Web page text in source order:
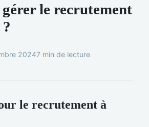
le recrutement
20247 min de lecture
le recrutement à